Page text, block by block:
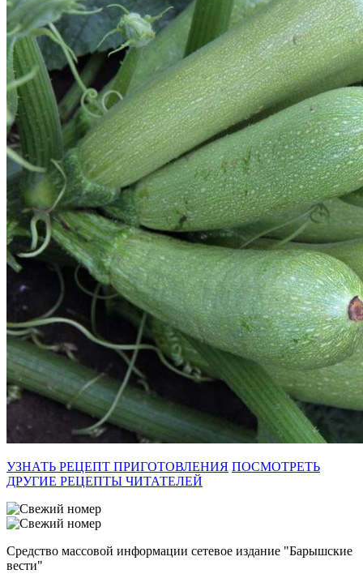
УЗНАТЬ РЕЦЕПТ ПРИГОТОВЛЕНИЯ ПОСМОТРЕТЬ
ДРУГИЕ РЕЦЕПТЫ ЧИТАТЕЛЕЙ
Средство массовой информации сетевое издание "Барышские
вести"